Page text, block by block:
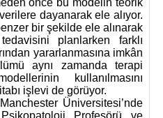
önce bu modelin teorik
dayanarak ele alıyor.
bir şekilde ele alınarak
planlarken farklı
yararlanmasına imkân
aynı zamanda terapi
kullanılmasını
işlevi de görüyor.
Üniversitesi’nde